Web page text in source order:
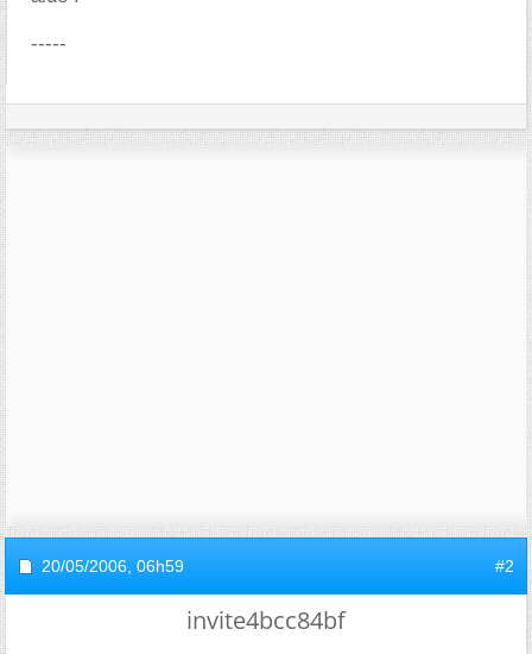
-----
20/05/2006, 06h59 #2
invite4bcc84bf